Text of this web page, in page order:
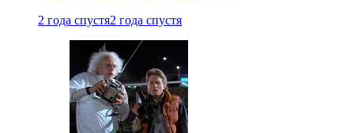
2 года спустя2 года спустя